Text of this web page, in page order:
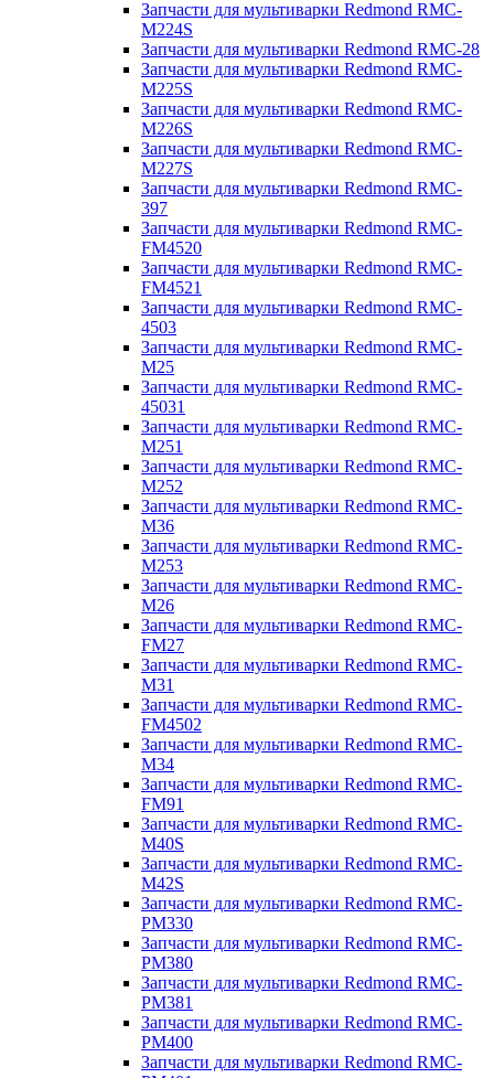
Запчасти для мультиварки Redmond RMC-
M224S
Запчасти для мультиварки Redmond RMC-28
Запчасти для мультиварки Redmond RMC-
M225S
Запчасти для мультиварки Redmond RMC-
M226S
Запчасти для мультиварки Redmond RMC-
M227S
Запчасти для мультиварки Redmond RMC-
397
Запчасти для мультиварки Redmond RMC-
FM4520
Запчасти для мультиварки Redmond RMC-
FM4521
Запчасти для мультиварки Redmond RMC-
4503
Запчасти для мультиварки Redmond RMC-
M25
Запчасти для мультиварки Redmond RMC-
45031
Запчасти для мультиварки Redmond RMC-
M251
Запчасти для мультиварки Redmond RMC-
M252
Запчасти для мультиварки Redmond RMC-
M36
Запчасти для мультиварки Redmond RMC-
M253
Запчасти для мультиварки Redmond RMC-
M26
Запчасти для мультиварки Redmond RMC-
FM27
Запчасти для мультиварки Redmond RMC-
M31
Запчасти для мультиварки Redmond RMC-
FM4502
Запчасти для мультиварки Redmond RMC-
M34
Запчасти для мультиварки Redmond RMC-
FM91
Запчасти для мультиварки Redmond RMC-
M40S
Запчасти для мультиварки Redmond RMC-
M42S
Запчасти для мультиварки Redmond RMC-
PM330
Запчасти для мультиварки Redmond RMC-
PM380
Запчасти для мультиварки Redmond RMC-
PM381
Запчасти для мультиварки Redmond RMC-
PM400
Запчасти для мультиварки Redmond RMC-